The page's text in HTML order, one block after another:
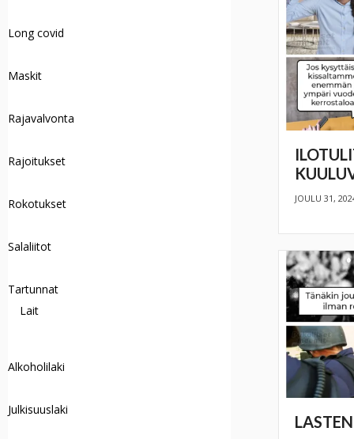
JOULU 31,
Long covid
Maskit
Rajavalvonta
Rajoitukset
Rokotukset
Salaliitot
Tartunnat
Lait
Alkoholilaki
Julkisuuslaki